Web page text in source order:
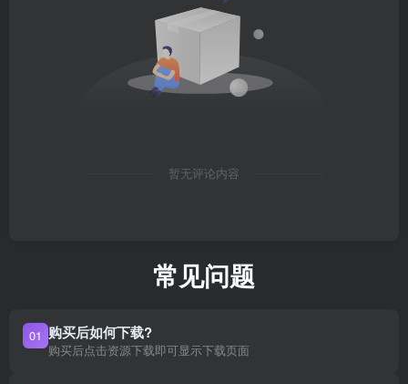
暂无评论内容
常见问题
01 购买后如何下载?
购买后点击资源下载即可显示下载页面